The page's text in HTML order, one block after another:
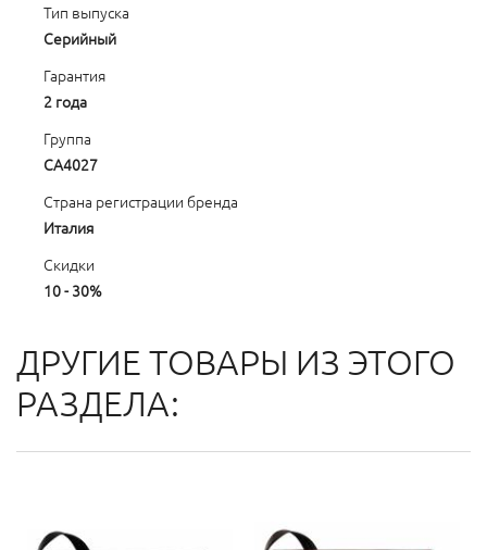
Тип выпуска
Серийный
Гарантия
2 года
Группа
CA4027
Страна регистрации бренда
Италия
Скидки
10 - 30%
ДРУГИЕ ТОВАРЫ ИЗ ЭТОГО
РАЗДЕЛА: